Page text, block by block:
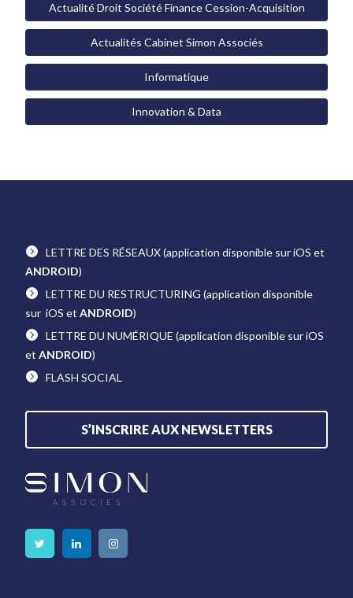
Actualité Droit Société Finance Cession-Acquisition
Actualités Cabinet Simon Associés
Informatique
Innovation & Data
LETTRE DES RÉSEAUX(application disponible sur iOS et
ANDROID)
LETTRE DU RESTRUCTURING (application disponible
sur iOS etANDROID)
LETTRE DU NUMÉRIQUE (application disponible sur iOS
etANDROID)
FLASH SOCIAL
S’INSCRIRE AUX NEWSLETTERS